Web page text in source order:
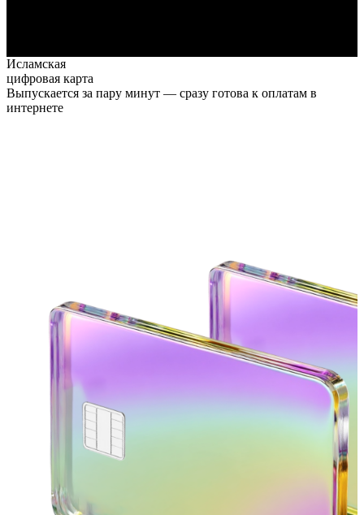
Исламская
цифровая карта
Выпускается за пару минут — сразу готова к оплатам в
интернете